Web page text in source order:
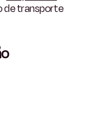
de transporte